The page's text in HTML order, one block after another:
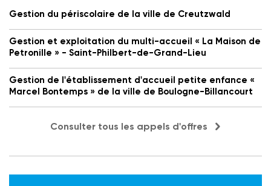
Gestion du périscolaire de la ville de Creutzwald
Gestion et exploitation du multi-accueil « La Maison de
Petronille » - Saint-Philbert-de-Grand-Lieu
Gestion de l'établissement d'accueil petite enfance «
Marcel Bontemps » de la ville de Boulogne-Billancourt
Consulter tous les appels d'offres